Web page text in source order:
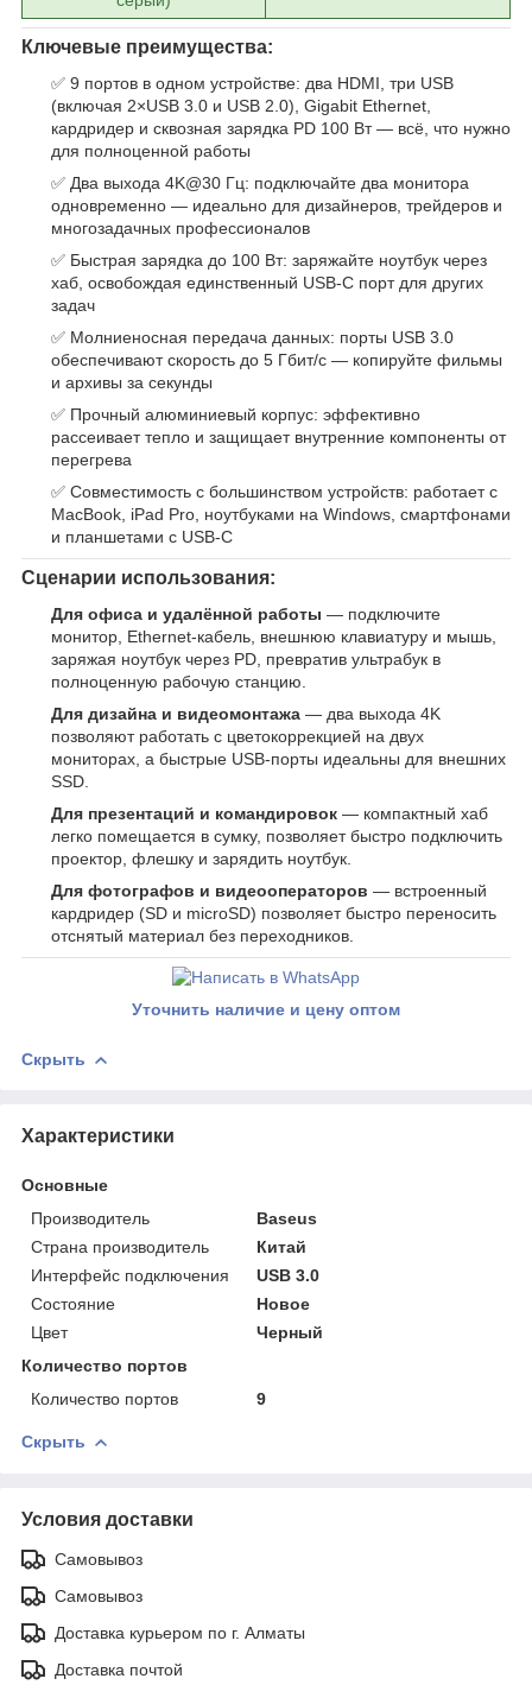
Ключевые преимущества:
✅ 9 портов в одном устройстве: два HDMI, три USB
(включая 2×USB 3.0 и USB 2.0), Gigabit Ethernet,
кардридер и сквозная зарядка PD 100 Вт — всё, что нужно
для полноценной работы
✅ Два выхода 4K@30 Гц: подключайте два монитора
одновременно — идеально для дизайнеров, трейдеров и
многозадачных профессионалов
✅ Быстрая зарядка до 100 Вт: заряжайте ноутбук через
хаб, освобождая единственный USB‑C порт для других
задач
✅ Молниеносная передача данных: порты USB 3.0
обеспечивают скорость до 5 Гбит/с — копируйте фильмы
и архивы за секунды
✅ Прочный алюминиевый корпус: эффективно
рассеивает тепло и защищает внутренние компоненты от
перегрева
✅ Совместимость с большинством устройств: работает с
MacBook, iPad Pro, ноутбуками на Windows, смартфонами
и планшетами с USB‑C
Сценарии использования:
Для офиса и удалённой работы — подключите
монитор, Ethernet-кабель, внешнюю клавиатуру и мышь,
заряжая ноутбук через PD, превратив ультрабук в
полноценную рабочую станцию.
Для дизайна и видеомонтажа — два выхода 4K
позволяют работать с цветокоррекцией на двух
мониторах, а быстрые USB-порты идеальны для внешних
SSD.
Для презентаций и командировок — компактный хаб
легко помещается в сумку, позволяет быстро подключить
проектор, флешку и зарядить ноутбук.
Для фотографов и видеооператоров — встроенный
кардридер (SD и microSD) позволяет быстро переносить
отснятый материал без переходников.
Уточнить наличие и цену оптом
Скрыть
Характеристики
Основные
Производитель
Baseus
Страна производитель
Китай
Интерфейс подключения
USB 3.0
Состояние
Новое
Цвет
Черный
Количество портов
Количество портов
9
Скрыть
Условия доставки
Самовывоз
Самовывоз
Доставка курьером по г. Алматы
Доставка почтой